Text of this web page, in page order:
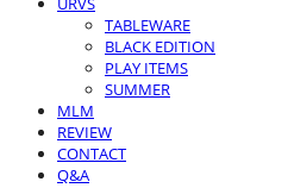
TABLEWARE
BLACK EDITION
PLAY ITEMS
SUMMER
MLM
REVIEW
CONTACT
Q&A